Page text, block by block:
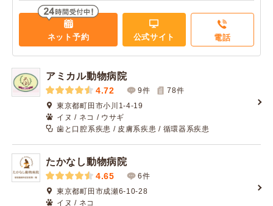
ネット予約 公式サイト 電話
アミカル動物病院
4.72 9件 78件
東京都町田市小川1-4-19
イヌ / ネコ / ウサギ
歯と口腔系疾患 / 皮膚系疾患 / 循環器系疾患
たかなし動物病院
4.65
6件
東京都町田市成瀬6-10-28
イヌ / ネコ